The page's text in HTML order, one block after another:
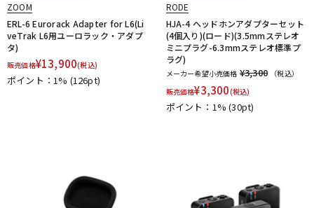
Palmer PhoenixAudio
Pioneer DJ
Placid Audio PMC
PreSonus
PRIMACOUSTIC
PrismSound
PROIDEA
Protection Racket
Pueblo Audio
Purple audio
QUIK LOK
Rational Acoustics
Rhapsodio
RODE
Ronk Japan
Roswell Pro Audio
Shadow Hills Industries
SHIZUKA
SlateDigital SONTRONICS
ZOOM
ERL-6 Eurorack Adapter for L6(Li
veTrak L6用ユーロラック・アダプ
タ)
販売価格¥13,900(税込)
ポイント：1% (126pt)
RODE
HJA-4 ヘッドホンアダプターセット
(4個入り)(ロード)(3.5mmステレオ
ミニプラグ-6.3mmステレオ標準プ
ラグ)
メーカー希望小売価格 ¥3,300
（税込）
販売価格¥3,300(税込)
ポイント：1%(30pt)